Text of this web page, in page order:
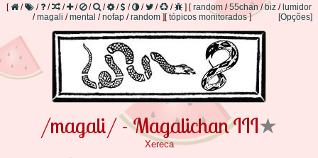
[ / / / / / / / / / / / / ] [random /55chan/biz / lumidor
/magali /mental /nofap /random ] [Opções]
[tópicos monitorados]
/magali/ - Magalichan III★
Xereca